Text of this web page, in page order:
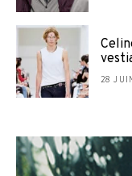
28